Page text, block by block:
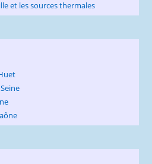
et les sources thermales